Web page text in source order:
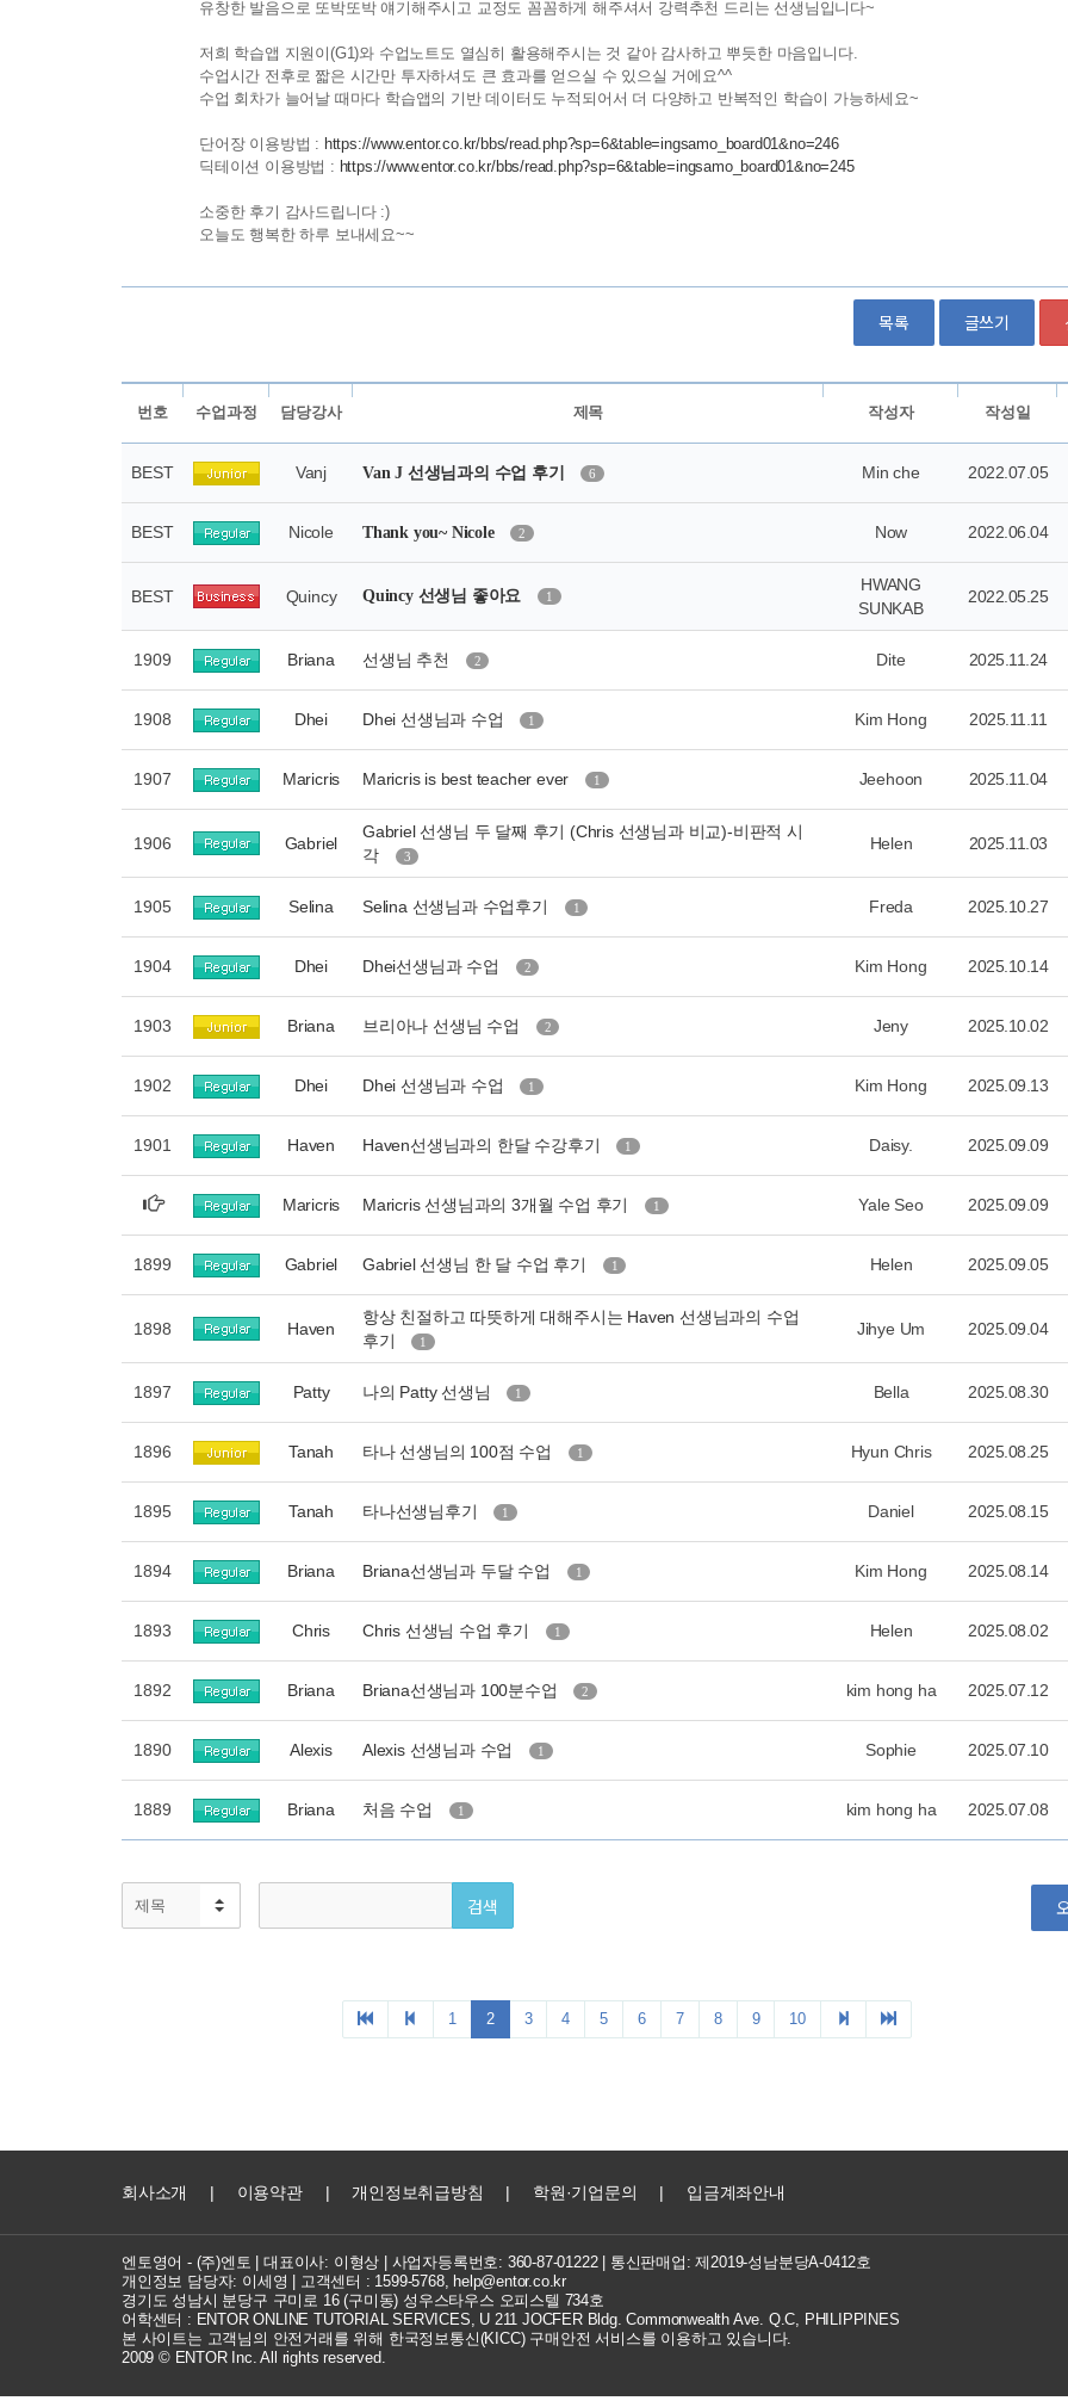
목록 글쓰기
회사소개 | 이용약관 | 개인정보취급방침 | 학원·기업문의 | 입금계좌안내
엔토영어 - (주)엔토 | 대표이사: 이형상 | 사업자등록번호: 360-87-01222| 통신판매업: 제2019-성남분당A-0412호
개인정보 담당자: 이세영 | 고객센터 : 1599-5768, help@entor.co.kr
경기도 성남시 분당구 구미로 16 (구미동) 성우스타우스 오피스텔 734호
어학센터 : ENTOR ONLINE TUTORIAL SERVICES, U 211 JOCFER Bldg. Commonwealth Ave. Q.C, PHILIPPINES
본 사이트는 고객님의 안전거래를 위해 한국정보통신(KICC) 구매안전 서비스를 이용하고 있습니다.
2009 © ENTOR Inc. All rights reserved.